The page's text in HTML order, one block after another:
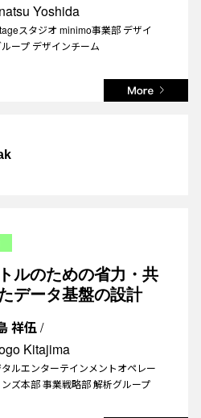
Yoshida
スタジオ minimo事業部 デザイ
ループ デザインチーム
ルのための省力・共
データ基盤の設計
祥伍/
Kitajima
ルエンターテインメントオペレー
ズ本部 事業戦略部 解析グループ